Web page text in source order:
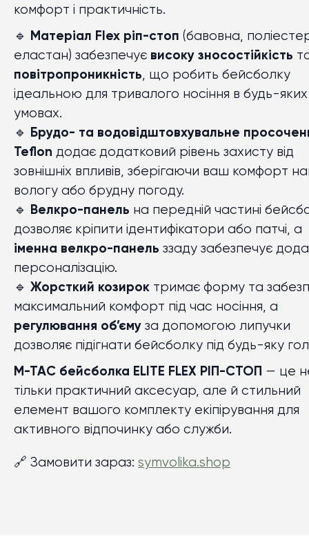
комфорт і практичність.
🔹
Матеріал Flex ріп-стоп (бавовна,
еластан) забезпечує високу зносостійкість
повітропроникність, що робить бейсболку
ідеальною для тривалого носіння в будь-яких
умовах.
🔹
Брудо- та водовідштовхувальне
Teflon додає додатковий рівень захисту від
зовнішніх впливів, зберігаючи ваш комфорт
вологу або брудну погоду.
🔹
Велкро-панель на передній частині
дозволяє кріпити ідентифікатори або патчі, а
іменна велкро-панель ззаду забезпечує
персоналізацію.
🔹 Жорсткий козирок тримає форму та
максимальний комфорт під час носіння, а
регулювання об’єму за допомогою липучки
дозволяє підігнати бейсболку під будь-яку
M-TAC бейсболка ELITE FLEX РІП-СТОП — це
тільки практичний аксесуар, але й стильний
елемент вашого комплекту екіпірування для
активного відпочинку або служби.
🔗 Замовити зараз: symvolika.shop